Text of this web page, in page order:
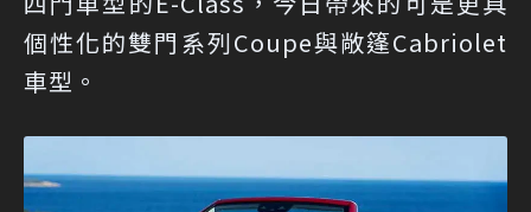
個性化的雙門系列Coupe與敞篷Cabriolet
車型。